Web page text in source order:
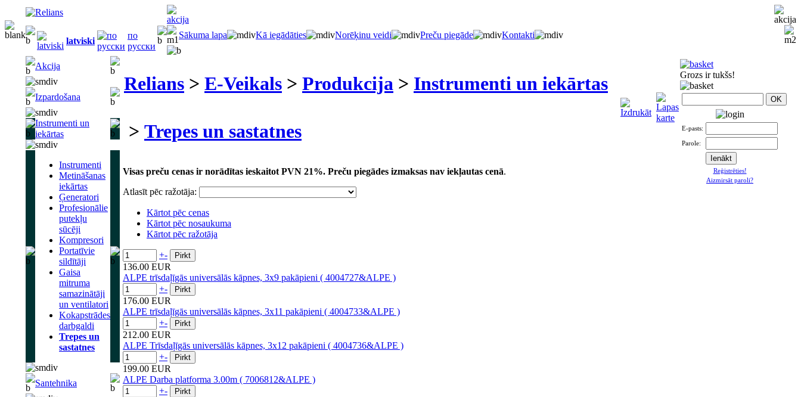
latviski
по
русски
Sākuma lapa Kā iegādāties Norēķinu veidi Preču piegāde Kontakti
Akcija
Izpardošana
Instrumenti un
iekārtas
Instrumenti
Metināšanas
iekārtas
Ģeneratori
Profesionālie
putekļu
sūcēji
Kompresori
Portatīvie
sildītāji
Gaisa
mitruma
samazinātāji
un ventilatori
Kokapstrādes
darbgaldi
Trepes un
sastatnes
Santehnika
Relians > E-Veikals > Produkcija > Instrumenti un iekārtas
> Trepes un sastatnes
Visas preču cenas ir norādītas ieskaitot PVN 21%. Preču piegādes izmaksas nav iekļautas cenā.
Atlasīt pēc ražotāja:
Kārtot pēc cenas
Kārtot pēc nosaukuma
Kārtot pēc ražotāja
+-
136.00 EUR
ALPE trīsdaļīgās universālās kāpnes, 3x9 pakāpieni ( 4004727&ALPE )
+-
176.00 EUR
ALPE trīsdaļīgās universālās kāpnes, 3x11 pakāpieni ( 4004733&ALPE )
+-
212.00 EUR
ALPE Trīsdaļīgās universālās kāpnes, 3x12 pakāpieni ( 4004736&ALPE )
+-
199.00 EUR
ALPE Darba platforma 3.00m ( 7006812&ALPE )
+-
Grozs ir tukšs!
E-pasts:
Parole:
Reģistrēties!
Aizmirsāt paroli?